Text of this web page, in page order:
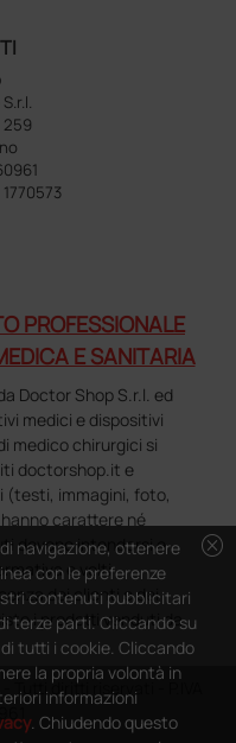
259
PROFESSIONALE
E SANITARIA
Doctor Shop S.r.l. ed
medici e dispositivi
medico chirurgici si
doctorshop.it e
(testi, immagini, foto,
carattere né
devono intendersi e
e volti
dei clienti e dei
i prodotti venduti da
diritti riservati - P.IVA
cancel
navigazione, ottenere
con le preferenze
contenuti pubblicitari
terze parti. Cliccando su
tutti i cookie. Cliccando
la propria volontà in
informazioni
. Chiudendo questo